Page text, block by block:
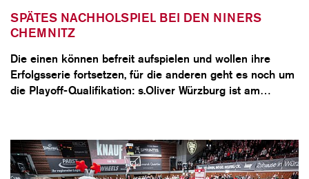
SPÄTES NACHHOLSPIEL BEI DEN NINERS
CHEMNITZ
Die einen können befreit aufspielen und wollen ihre
Erfolgsserie fortsetzen, für die anderen geht es noch um
die Playoff-Qualifikation: s.Oliver Würzburg ist am…